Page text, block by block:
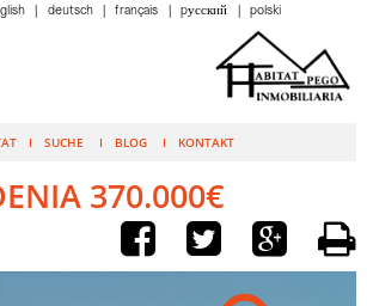
SUCHE BLOG KONTAKT
deutsch français pусский polski
370.000€